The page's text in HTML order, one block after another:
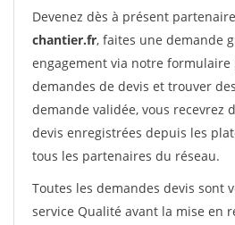
Devenez dès à présent
chantier.fr, faites une demande
engagement via notre formulaire
demandes de devis et trouver
demande validée, vous recevrez
devis enregistrées depuis les
tous les partenaires du réseau.
Toutes les demandes devis sont
service Qualité avant la mise en